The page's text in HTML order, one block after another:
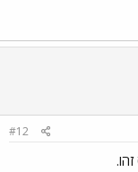
#12